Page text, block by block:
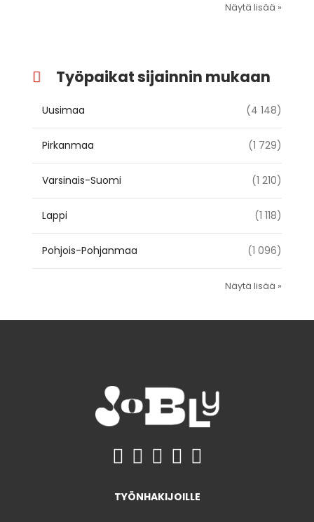
Näytä lisää »
Työpaikat sijainnin mukaan
Uusimaa (4 148)
Pirkanmaa (1 729)
Varsinais-Suomi (1 210)
Lappi (1 118)
Pohjois-Pohjanmaa (1 096)
Näytä lisää »
TYÖNHAKIJOILLE